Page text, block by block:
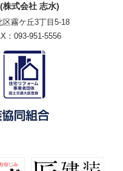
株式会社 志水)
霧ケ丘3丁目5-18
093-951-5556